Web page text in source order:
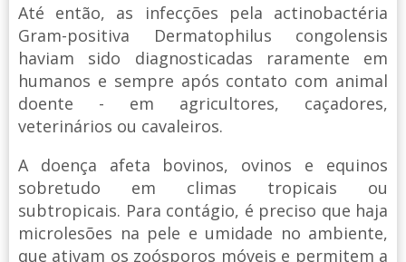
Até então, as infecções pela actinobactéria
Gram-positiva Dermatophilus congolensis
haviam sido diagnosticadas raramente em
humanos e sempre após contato com animal
doente - em agricultores, caçadores,
veterinários ou cavaleiros.
A doença afeta bovinos, ovinos e equinos
sobretudo em climas tropicais ou
subtropicais. Para contágio, é preciso que haja
microlesões na pele e umidade no ambiente,
que ativam os zoósporos móveis e permitem a